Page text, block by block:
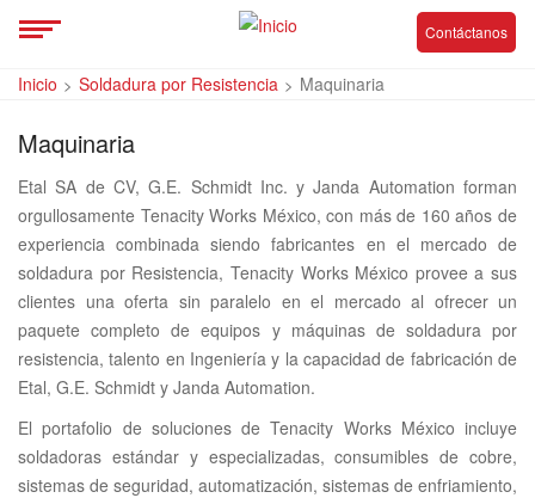
Contáctanos
Inicio Soldadura por Resistencia Maquinaria
Maquinaria
Etal SA de CV, G.E. Schmidt Inc. y Janda Automation forman
orgullosamente Tenacity Works México, con más de 160 años de
experiencia combinada siendo fabricantes en el mercado de
soldadura por Resistencia, Tenacity Works México provee a sus
clientes una oferta sin paralelo en el mercado al ofrecer un
paquete completo de equipos y máquinas de soldadura por
resistencia, talento en Ingeniería y la capacidad de fabricación de
Etal, G.E. Schmidt y Janda Automation.
El portafolio de soluciones de Tenacity Works México incluye
soldadoras estándar y especializadas, consumibles de cobre,
sistemas de seguridad, automatización, sistemas de enfriamiento,